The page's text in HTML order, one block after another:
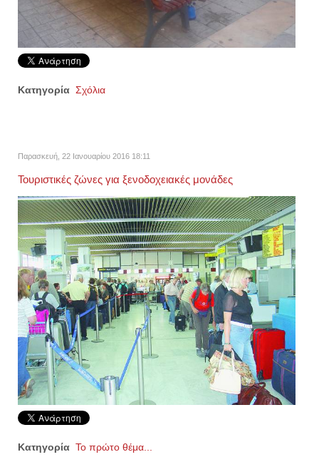
Κατηγορία Σχόλια
Παρασκευή, 22 Ιανουαρίου 2016 18:11
Τουριστικές ζώνες για ξενοδοχειακές μονάδες
Κατηγορία Το πρώτο θέμα...